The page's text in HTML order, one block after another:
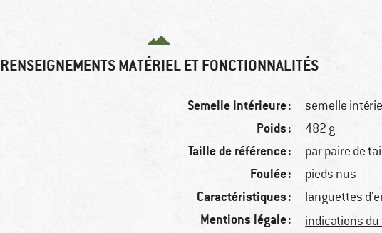
RENSEIGNEMENTS MATÉRIEL ET FONCTIONNALITÉS
Semelle intérieure : semelle
Poids : 482 g
Taille de référence : par paire de
Foulée : pieds nus
Caractéristiques : languettes
Mentions légale : indications